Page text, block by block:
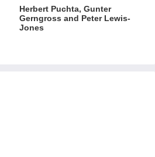
Herbert Puchta, Gunter
Gerngross and Peter Lewis-
Jones